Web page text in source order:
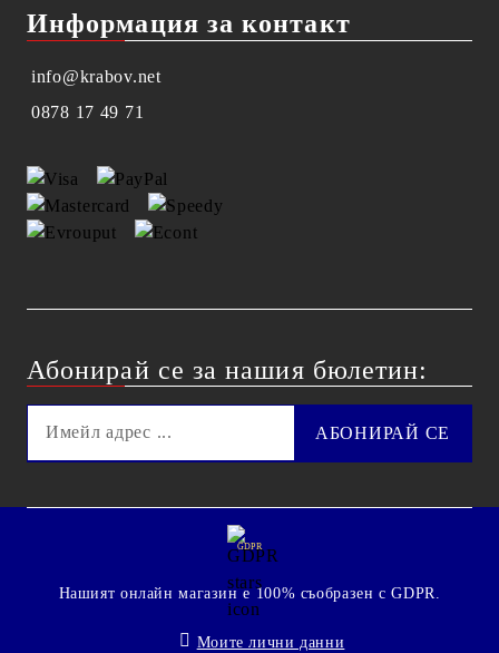
Информация за контакт
info@krabov.net
0878 17 49 71
Абонирай се за нашия бюлетин:
GDPR
Нашият онлайн магазин е 100% съобразен с GDPR.
Моите лични данни